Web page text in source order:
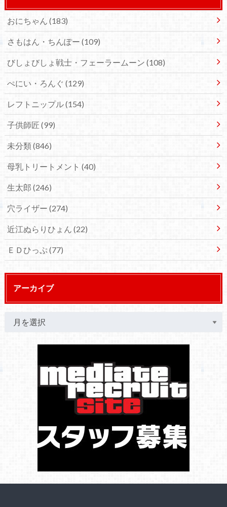
おにちゃん (183)
さもはん・ちんぽー (109)
びしょびしょ戦士・フェーラームーン (108)
ぺにい・ろんぐ (129)
レフトニップル(154)
子供師匠 (99)
未分類(846)
母乳トリートメント (40)
生太郎 (246)
穴ライザー (274)
近江ぬらりひょん (22)
ＥＤひっぷ(77)
アーカイブ